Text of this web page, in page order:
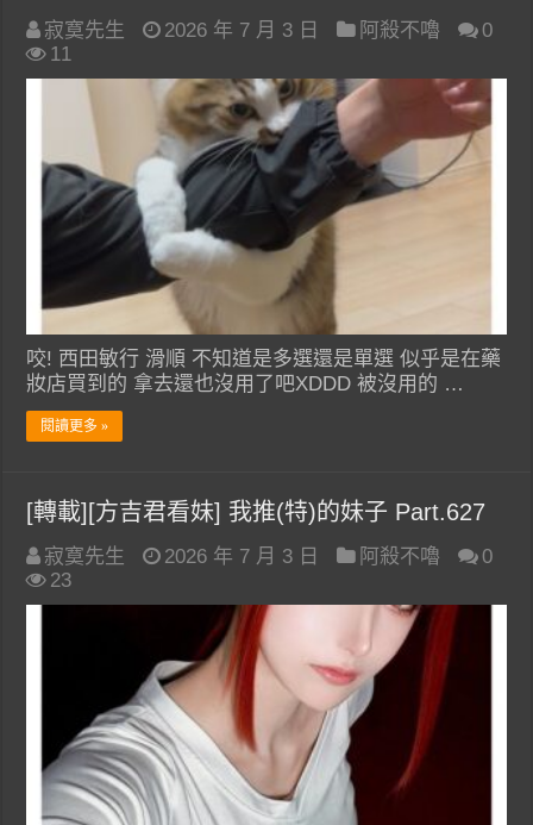
寂寞先生 2026 年 7 月 3 日 阿殺不嚕
0
11
咬! 西田敏行 滑順 不知道是多選還是單選 似乎是在藥
妝店買到的 拿去還也沒用了吧XDDD 被沒用的 …
閱讀更多 »
[轉載][方吉君看妹] 我推(特)的妹子 Part.627
寂寞先生 2026 年 7 月 3 日 阿殺不嚕
0
23